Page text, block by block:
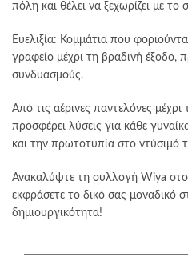
πόλη και θέλει να ξεχωρίζει με το
Ευελιξία: Κομμάτια που
γραφείο μέχρι τη βραδινή έξοδο,
συνδυασμούς.
Από τις αέρινες παντελόνες
προσφέρει λύσεις για κάθε
και την πρωτοτυπία στο ντύσιμό
Ανακαλύψτε τη συλλογή Wiya στο
εκφράσετε το δικό σας μοναδικό
δημιουργικότητα!